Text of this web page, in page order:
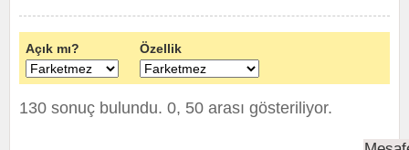
Açık mı? Özellik
130 sonuç bulundu. 0, 50 arası gösteriliyor.